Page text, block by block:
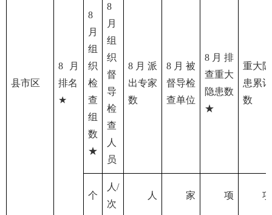
县市区
8月
排名
★
8
月
组
织
检
查
组
数
★
8
月
组
织
督
导
检
查
人
员
8月派
出专家
数
8月被
督导检
查单位
8月排
查重大
隐患数
★
重大隐
患累计
数
个
人/
次
人 家 项 项